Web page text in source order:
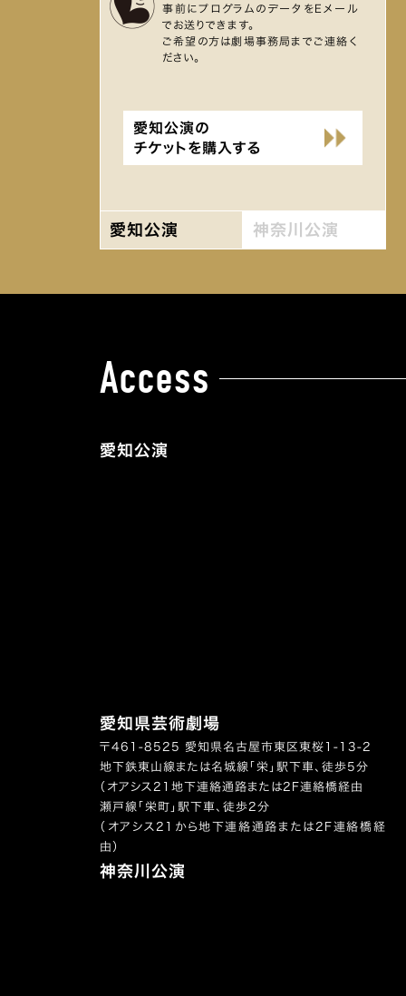
事前にプログラムのデータをEメール
でお送りできます。
ご希望の方は劇場事務局までご連絡く
ださい。
愛知公演の
チケットを購入する
愛知公演 神奈川公演
Access
愛知公演
愛知県芸術劇場
〒461-8525 愛知県名古屋市東区東桜1-13-2
地下鉄東山線または名城線「栄」駅下車、徒歩5分
（オアシス21地下連絡通路または2F連絡橋経由
瀬戸線「栄町」駅下車、徒歩2分
（オアシス21から地下連絡通路または2F連絡橋経
由）
神奈川公演